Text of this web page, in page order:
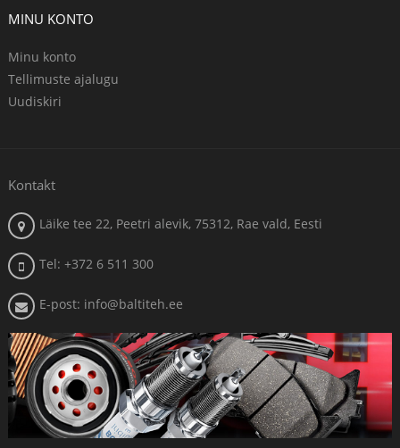
MINU KONTO
Minu konto
Tellimuste ajalugu
Uudiskiri
Kontakt
Läike tee 22, Peetri alevik, 75312, Rae vald, Eesti
Tel: +372 6 511 300
E-post: info@baltiteh.ee